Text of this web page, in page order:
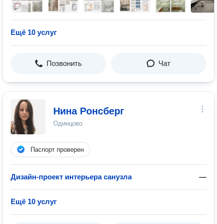
Ещё 10 услуг
Позвонить Чат
Нина Ронсберг
Одинцово
Паспорт проверен
Дизайн-проект интерьера санузла —
Ещё 10 услуг